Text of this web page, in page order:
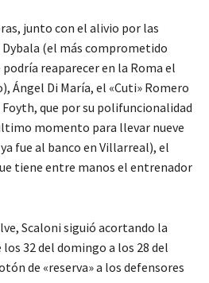
junto con el alivio por las
Dybala (el más comprometido
podría reaparecer en la Roma el
Ángel Di María, el «Cuti» Romero
que por su polifuncionalidad
momento para llevar nueve
fue al banco en Villarreal), el
tiene entre manos el entrenador
Scaloni siguió acortando la
32 del domingo a los 28 del
de «reserva» a los defensores